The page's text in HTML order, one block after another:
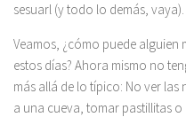
sesuarl (y todo lo demás, vaya).
Veamos, ¿cómo puede alguien
estos días? Ahora mismo no
más allá de lo típico: No ver
a una cueva, tomar pastillitas